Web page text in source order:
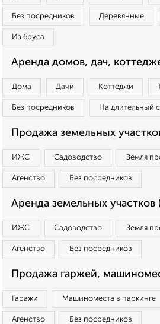
Без посредников Деревянные
Из бруса
Аренда домов, дач,
Дома Дачи Коттеджи
Без посредников На длительный
Продажа земельных
ИЖС Садоводство Земля
Агенство Без посредников
Аренда земельных участков
ИЖС Садоводство Земля
Агенство Без посредников
Продажа гаржей,
Гаражи Машиноместа в паркинге
Агенство Без посредников